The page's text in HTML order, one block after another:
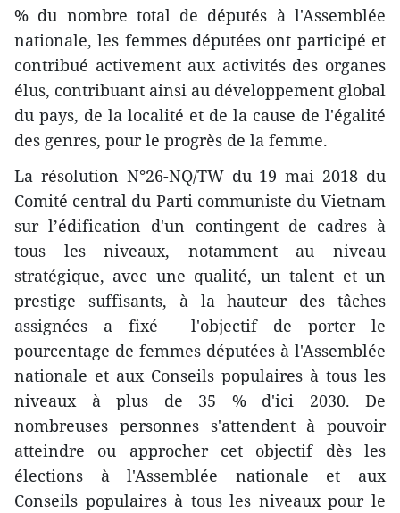
% du nombre total de députés à l'Assemblée
nationale, les femmes députées ont participé et
contribué activement aux activités des organes
élus, contribuant ainsi au développement global
du pays, de la localité et de la cause de l'égalité
des genres, pour le progrès de la femme.
La résolution N°26-NQ/TW du 19 mai 2018 du
Comité central du Parti communiste du Vietnam
sur l’édification d'un contingent de cadres à
tous les niveaux, notamment au niveau
stratégique, avec une qualité, un talent et un
prestige suffisants, à la hauteur des tâches
assignées a fixé l'objectif de porter le
pourcentage de femmes députées à l'Assemblée
nationale et aux Conseils populaires à tous les
niveaux à plus de 35 % d'ici 2030. De
nombreuses personnes s'attendent à pouvoir
atteindre ou approcher cet objectif dès les
élections à l'Assemblée nationale et aux
Conseils populaires à tous les niveaux pour le